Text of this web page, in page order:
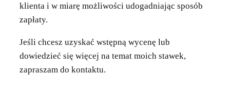
klienta i w miarę możliwości udogadniając sposób
zapłaty.
Jeśli chcesz uzyskać wstępną wycenę lub
dowiedzieć się więcej na temat moich stawek,
zapraszam do kontaktu.